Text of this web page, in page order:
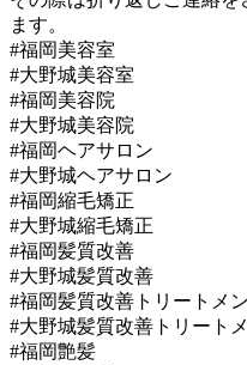
ます。
#福岡美容室
#大野城美容室
#福岡美容院
#大野城美容院
#福岡ヘアサロン
#大野城ヘアサロン
#福岡縮毛矯正
#大野城縮毛矯正
#福岡髪質改善
#大野城髪質改善
#福岡髪質改善トリートメ
#大野城髪質改善トリート
#福岡艶髪